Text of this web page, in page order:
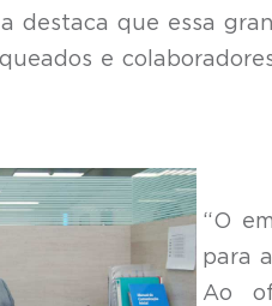
destaca que essa
e
“O
para
Ao